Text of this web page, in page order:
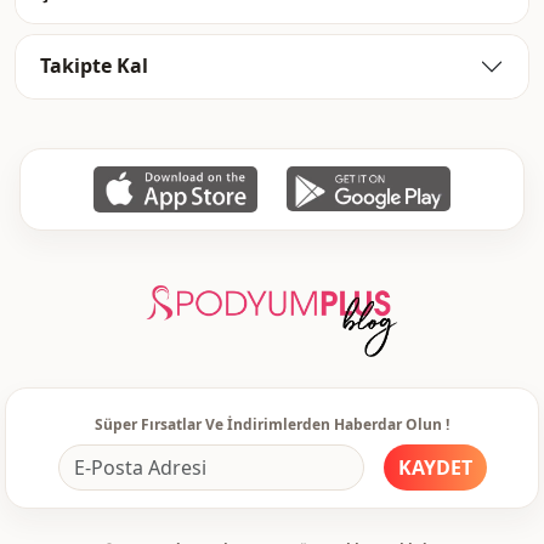
Takipte Kal
Süper Fırsatlar Ve İndirimlerden Haberdar Olun !
KAYDET